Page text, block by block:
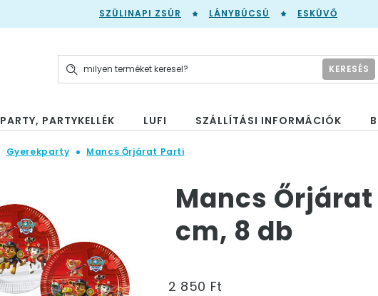
SZÜLINAPI ZSÚR LÁNYBÚCSÚ ESKÜVŐ
KERESÉS
PARTY, PARTYKELLÉK LUFI SZÁLLÍTÁSI INFORMÁCIÓK
Gyerekparty Mancs Őrjárat Parti
Mancs
cm, 8 db
2 850 Ft